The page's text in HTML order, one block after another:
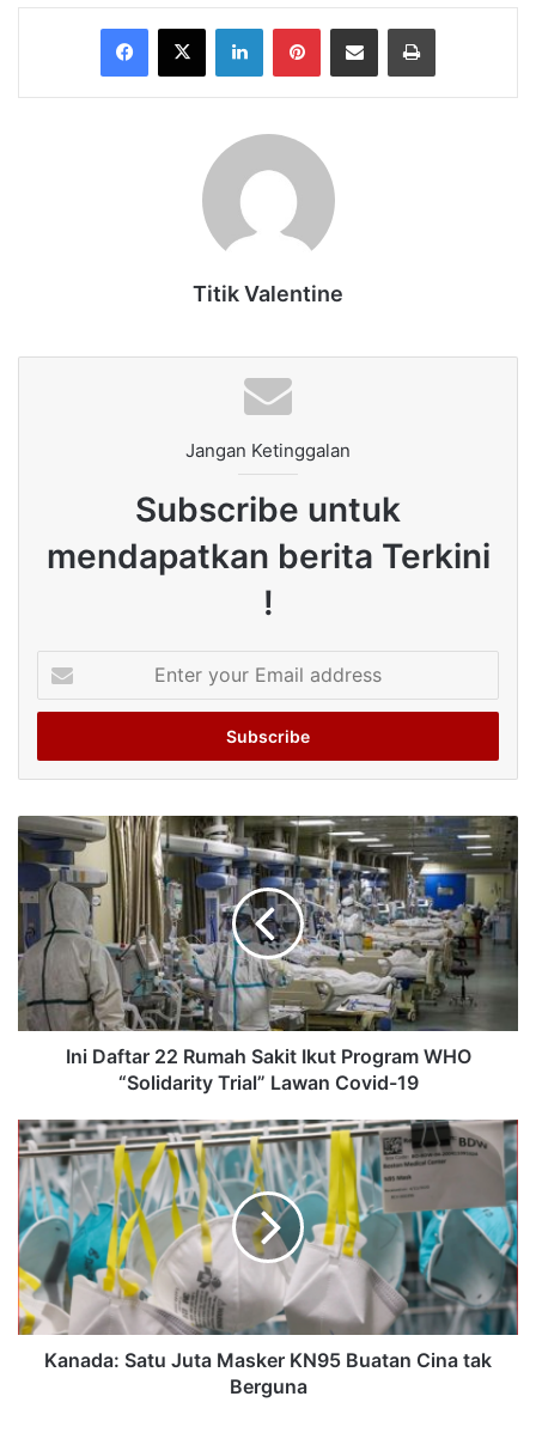
Facebook
X LinkedInPinterestShare via Email Print
Titik Valentine
Jangan Ketinggalan
Subscribe untuk
mendapatkan berita Terkini
!
your
Email
Ini Daftar 22 Rumah Sakit Ikut Program WHO
“Solidarity Trial” Lawan Covid-19
Kanada: Satu Juta Masker KN95 Buatan Cina tak
Berguna